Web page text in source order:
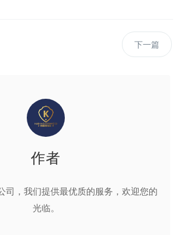
下一篇
作者
司，我们提供最优质的服务，欢迎您的
光临。